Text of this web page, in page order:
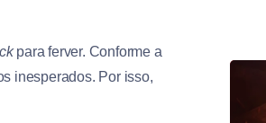
para ferver. Conforme a
inesperados. Por isso,